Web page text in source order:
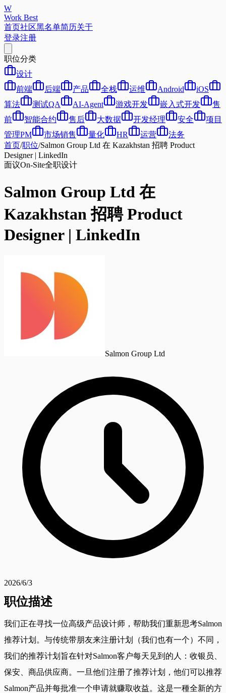
W
Work Best
首页社区黑名单简历关于
登录注册
职位分类
设计
前端
后端 产品 全栈 运维 Android
iOS
算法
测试QA AI-Agent 游戏开发 嵌入式开发
售
前
智能合约 售后 大数据 开发经理 安全
项目
管理PM
市场销售 量化 HR 运营
法务
首页/职位/Salmon Group Ltd 在 Kazakhstan 招聘 Product
Designer | LinkedIn
面议On-Site全职设计
Salmon Group Ltd 在
Kazakhstan 招聘 Product
Designer | LinkedIn
Salmon Group Ltd
2026/6/3
职位描述
我们正在寻找一位高级产品设计师，帮助我们重新思考Salmon
推荐计划。与传统带朋友来注册计划（我们也有一个）不同，
我们的推荐计划旨在针对Salmon客户每天见到的人：收银员、
保安、商品供应商。一旦他们注册了推荐计划，他们可以推荐
Salmon产品并每批准一个申请就赚取收益。这是一種全新的方